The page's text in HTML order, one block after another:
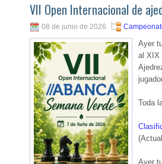
VII Open Internacional de
08 de junio de 2026
Ayer
al XIX
Toda
Ayer